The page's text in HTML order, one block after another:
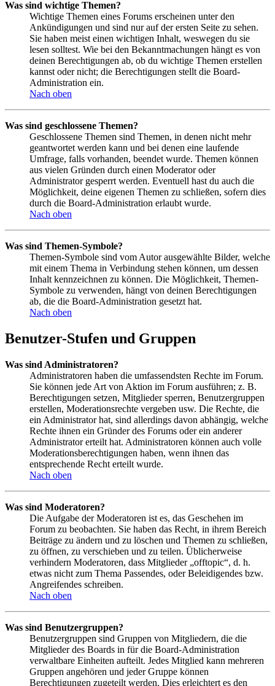
Was sind wichtige Themen?
Wichtige Themen eines Forums erscheinen unter den
Ankündigungen und sind nur auf der ersten Seite zu sehen.
Sie haben meist einen wichtigen Inhalt, weswegen du sie
lesen solltest. Wie bei den Bekanntmachungen hängt es von
deinen Berechtigungen ab, ob du wichtige Themen erstellen
kannst oder nicht; die Berechtigungen stellt die Board-
Administration ein.
Nach oben
Was sind geschlossene Themen?
Geschlossene Themen sind Themen, in denen nicht mehr
geantwortet werden kann und bei denen eine laufende
Umfrage, falls vorhanden, beendet wurde. Themen können
aus vielen Gründen durch einen Moderator oder
Administrator gesperrt werden. Eventuell hast du auch die
Möglichkeit, deine eigenen Themen zu schließen, sofern dies
durch die Board-Administration erlaubt wurde.
Nach oben
Was sind Themen-Symbole?
Themen-Symbole sind vom Autor ausgewählte Bilder, welche
mit einem Thema in Verbindung stehen können, um dessen
Inhalt kennzeichnen zu können. Die Möglichkeit, Themen-
Symbole zu verwenden, hängt von deinen Berechtigungen
ab, die die Board-Administration gesetzt hat.
Nach oben
Benutzer-Stufen und Gruppen
Was sind Administratoren?
Administratoren haben die umfassendsten Rechte im Forum.
Sie können jede Art von Aktion im Forum ausführen; z. B.
Berechtigungen setzen, Mitglieder sperren, Benutzergruppen
erstellen, Moderationsrechte vergeben usw. Die Rechte, die
ein Administrator hat, sind allerdings davon abhängig, welche
Rechte ihnen ein Gründer des Forums oder ein anderer
Administrator erteilt hat. Administratoren können auch volle
Moderationsberechtigungen haben, wenn ihnen das
entsprechende Recht erteilt wurde.
Nach oben
Was sind Moderatoren?
Die Aufgabe der Moderatoren ist es, das Geschehen im
Forum zu beobachten. Sie haben das Recht, in ihrem Bereich
Beiträge zu ändern und zu löschen und Themen zu schließen,
zu öffnen, zu verschieben und zu teilen. Üblicherweise
verhindern Moderatoren, dass Mitglieder „offtopic“, d. h.
etwas nicht zum Thema Passendes, oder Beleidigendes bzw.
Angreifendes schreiben.
Nach oben
Was sind Benutzergruppen?
Benutzergruppen sind Gruppen von Mitgliedern, die die
Mitglieder des Boards in für die Board-Administration
verwaltbare Einheiten aufteilt. Jedes Mitglied kann mehreren
Gruppen angehören und jeder Gruppe können
Berechtigungen zugeteilt werden. Dies erleichtert es den